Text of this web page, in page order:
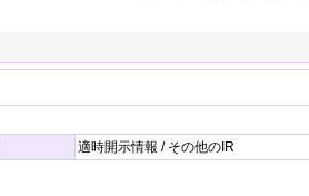
適時開示情報 / その他のIR